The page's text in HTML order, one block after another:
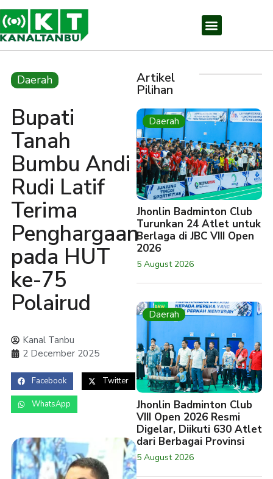
Daerah
Bupati
Tanah
Bumbu Andi
Rudi Latif
Terima
Penghargaan
pada HUT
ke-75
Polairud
Kanal Tanbu
2 December 2025
Facebook Twitter
WhatsApp
Artikel
Pilihan
Daerah
Jhonlin Badminton Club
Turunkan 24 Atlet untuk
Berlaga di JBC VIII Open
2026
5 August 2026
Daerah
Jhonlin Badminton Club
VIII Open 2026 Resmi
Digelar, Diikuti 630 Atlet
dari Berbagai Provinsi
5 August 2026